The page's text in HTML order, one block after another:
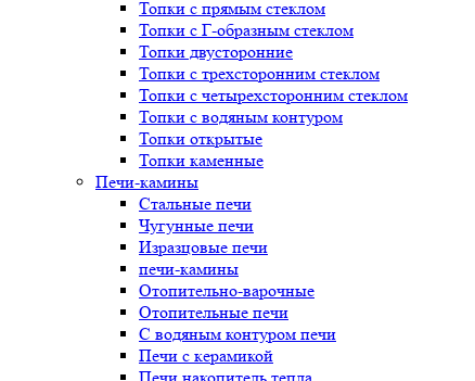
Топки с прямым стеклом
Топки с Г-образным стеклом
Топки двусторонние
Топки с трехсторонним стеклом
Топки с четырехсторонним стеклом
Топки с водяным контуром
Топки открытые
Топки каменные
Печи-камины
Стальные печи
Чугунные печи
Изразцовые печи
печи-камины
Отопительно-варочные
Отопительные печи
С водяным контуром печи
Печи с керамикой